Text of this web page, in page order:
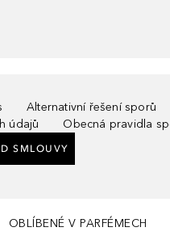
Alternativní řešení sporů
údajů
Obecná pravidla
SMLOUVY
OBLÍBENÉ V PARFÉMECH